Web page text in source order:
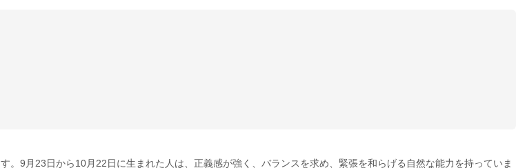
9月23日から10月22日に生まれた人は、正義感が強く、バランスを求め、緊張を和らげる自然な能力を持っていま